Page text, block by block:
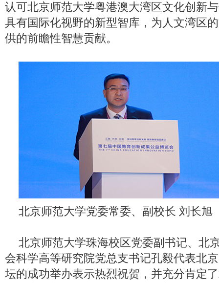
认可北京师范大学粤港澳大湾区文化创新
具有国际化视野的新型智库，为人文湾区
供的前瞻性智慧贡献。
北京师范大学党委常委、副校长 刘长旭
北京师范大学珠海校区党委副书记、北
会科学高等研究院党总支书记孔毅代表北
坛的成功举办表示热烈祝贺，并充分肯定